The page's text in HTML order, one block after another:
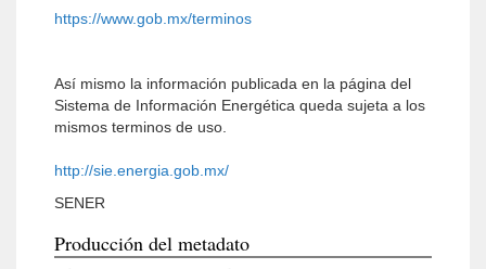
https://www.gob.mx/terminos
Así mismo la información publicada en la página del
Sistema de Información Energética queda sujeta a los
mismos terminos de uso.
http://sie.energia.gob.mx/
SENER
Producción del metadato